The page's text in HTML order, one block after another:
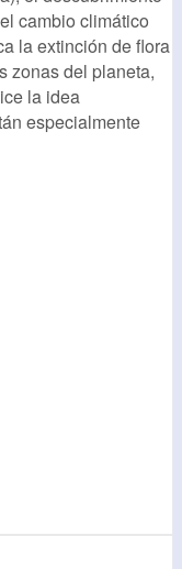
cambio climático
la extinción de flora
zonas del planeta,
la idea
especialmente